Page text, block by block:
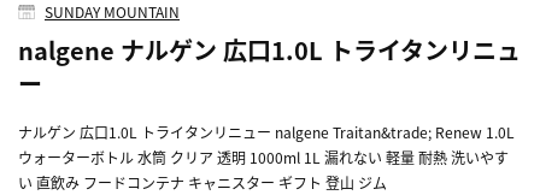
SUNDAY MOUNTAIN
nalgene ナルゲン 広口1.0L トライタンリニュ
ー
ナルゲン 広口1.0L トライタンリニュー nalgene Traitan&trade; Renew 1.0L
ウォーターボトル 水筒 クリア 透明 1000ml 1L 漏れない 軽量 耐熱 洗いやす
い 直飲み フードコンテナ キャニスター ギフト 登山 ジム